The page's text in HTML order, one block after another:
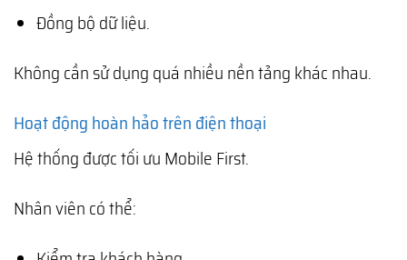
Đồng bộ dữ liệu.
Không cần sử dụng quá nhiều nền tảng khác nhau.
Hoạt động hoàn hảo trên điện thoại
Hệ thống được tối ưu Mobile First.
Nhân viên có thể: